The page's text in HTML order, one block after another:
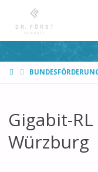
START
Gigabit-
Würzburg